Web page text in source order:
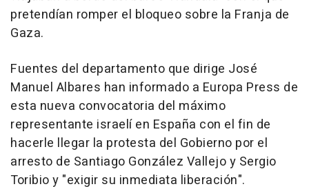
pretendían romper el bloqueo sobre la Franja de
Gaza.
Fuentes del departamento que dirige José
Manuel Albares han informado a Europa Press de
esta nueva convocatoria del máximo
representante israelí en España con el fin de
hacerle llegar la protesta del Gobierno por el
arresto de Santiago González Vallejo y Sergio
Toribio y "exigir su inmediata liberación".